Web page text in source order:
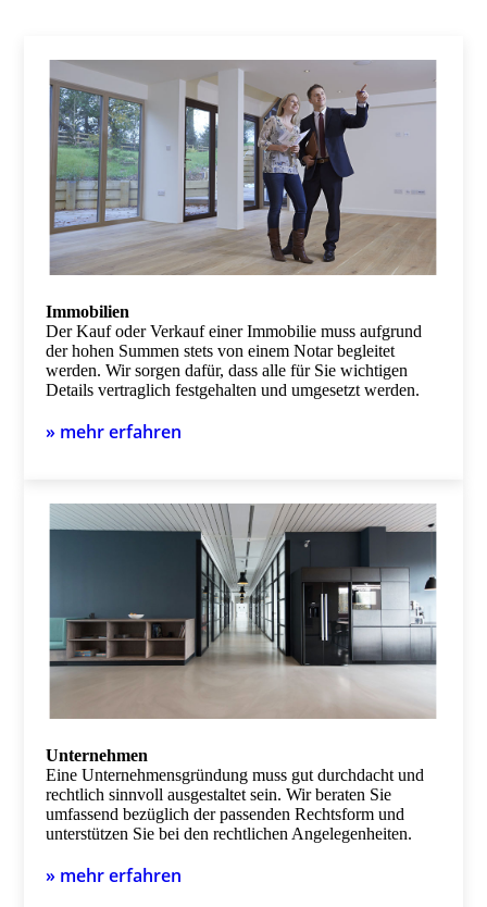
Immobilien
Der Kauf oder Verkauf einer Immobilie muss aufgrund
der hohen Summen stets von einem Notar begleitet
werden. Wir sorgen dafür, dass alle für Sie wichtigen
Details vertraglich festgehalten und umgesetzt werden.
» mehr erfahren
Unternehmen
Eine Unternehmensgründung muss gut durchdacht und
rechtlich sinnvoll ausgestaltet sein. Wir beraten Sie
umfassend bezüglich der passenden Rechtsform und
unterstützen Sie bei den rechtlichen Angelegenheiten.
» mehr erfahren